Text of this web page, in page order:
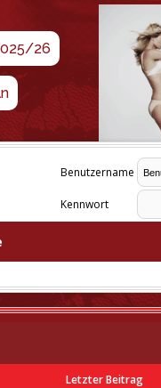
26
Benutzername
Kennwort
Letzter Beitrag